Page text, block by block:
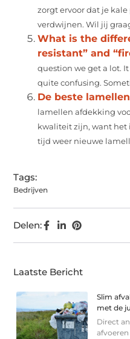
zorgt ervoor dat je
verdwijnen. Wil jij
What is the
resistant” and
question we get a lot.
quite confusing.
De beste
lamellen afdekking
kwaliteit zijn, want het
tijd weer nieuwe
Tags:
Bedrijven
Delen:
Laatste Bericht
Slim
met de
Direct